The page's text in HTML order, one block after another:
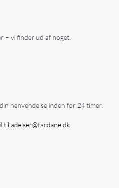
– vi finder ud af noget.
henvendelse inden for 24 timer.
tilladelser@tacdane.dk